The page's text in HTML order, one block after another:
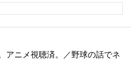
アニメ視聴済。／野球の話でネ